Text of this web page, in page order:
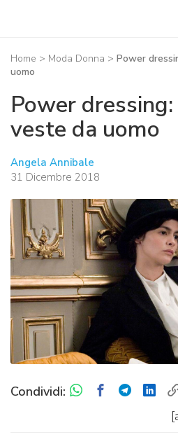
Home > Moda Donna > Power
uomo
Power dressing:
veste da uomo
Angela Annibale
31 Dicembre 2018
Condividi: